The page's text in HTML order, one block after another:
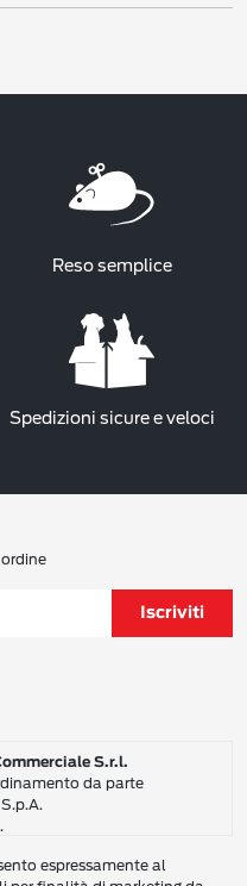
Reso semplice
Spedizioni sicure e veloci
Iscriviti
S.r.l.
da parte
espressamente al